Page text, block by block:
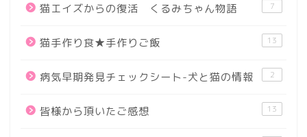
猫エイズからの復活 くるみちゃん物語 7
猫手作り食★手作りご飯 13
病気早期発見チェックシート-犬と猫の情報 2
皆様から頂いたご感想 13